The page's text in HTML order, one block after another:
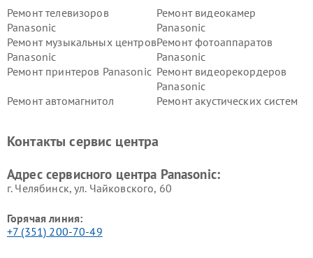
Ремонт телевизоров
Panasonic
Ремонт видеокамер
Panasonic
Ремонт музыкальных центров
Panasonic
Ремонт фотоаппаратов
Panasonic
Ремонт принтеров Panasonic Ремонт видеорекордеров
Panasonic
Ремонт автомагнитол
Ремонт акустических систем
панелей Panasonic
Контакты сервис центра
Адрес сервисного центра Panasonic:
г. Челябинск, ул. Чайковского, 60
Горячая линия:
+7 (351) 200-70-49